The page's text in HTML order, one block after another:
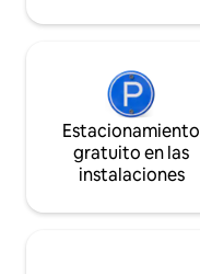
Estacionamiento
gratuito en las
instalaciones